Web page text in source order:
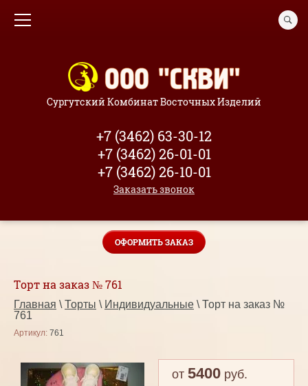
Сургутский Комбинат Восточных Изделий
+7 (3462) 63-30-12
+7 (3462) 26-01-01
+7 (3462) 26-10-01
Заказать звонок
ОФОРМИТЬ ЗАКАЗ
Торт на заказ № 761
Главная \ Торты \ Индивидуальные \ Торт на заказ №
761
Артикул: 761
от 5400 руб.